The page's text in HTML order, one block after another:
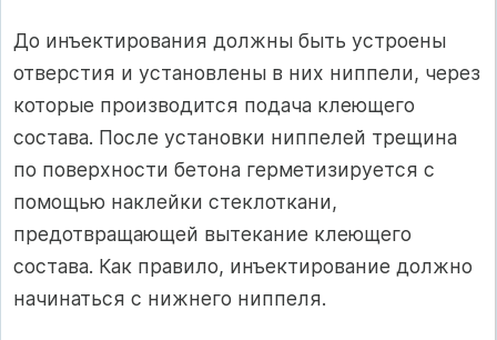
До инъектирования должны быть устроены
отверстия и установлены в них ниппели, через
которые производится подача клеющего
состава. После установки ниппелей трещина
по поверхности бетона герметизируется с
помощью наклейки стеклоткани,
предотвращающей вытекание клеющего
состава. Как правило, инъектирование должно
начинаться с нижнего ниппеля.